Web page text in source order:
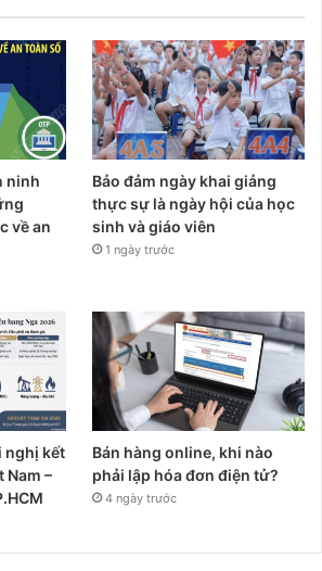
ninh
về an
Bảo đảm ngày khai giảng
thực sự là ngày hội của học
sinh và giáo viên
1 ngày trước
nghị kết
Nam –
Bán hàng online, khi nào
phải lập hóa đơn điện tử?
4 ngày trước